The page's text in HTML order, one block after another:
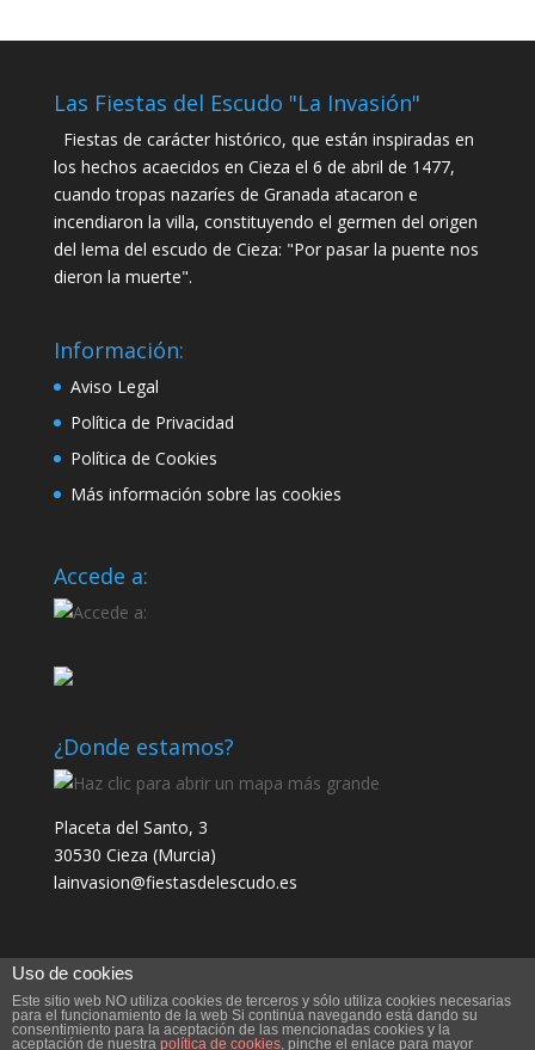
Las Fiestas del Escudo "La Invasión"
Fiestas de carácter histórico, que están inspiradas en
los hechos acaecidos en Cieza el 6 de abril de 1477,
cuando tropas nazaríes de Granada atacaron e
incendiaron la villa, constituyendo el germen del origen
del lema del escudo de Cieza: "Por pasar la puente nos
dieron la muerte".
Información:
Aviso Legal
Política de Privacidad
Política de Cookies
Más información sobre las cookies
Accede a:
¿Donde estamos?
Placeta del Santo, 3
30530 Cieza (Murcia)
lainvasion@fiestasdelescudo.es
Uso de cookies
Este sitio web NO utiliza cookies de terceros y sólo utiliza cookies necesarias
para el funcionamiento de la web Si continúa navegando está dando su
consentimiento para la aceptación de las mencionadas cookies y la
aceptación de nuestra política de cookies, pinche el enlace para mayor